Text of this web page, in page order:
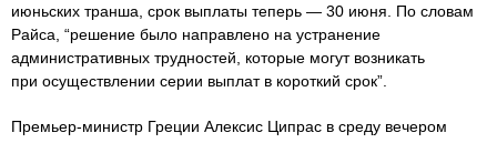
июньских транша, срок выплаты теперь — 30 июня. По словам
Райса, “решение было направлено на устранение
административных трудностей, которые могут возникать
при осуществлении серии выплат в короткий срок”.
Премьер-министр Греции Алексис Ципрас в среду вечером